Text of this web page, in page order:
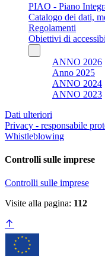
PIAO - Piano
Catalogo dei dati,
Regolamenti
Obiettivi di
ANNO 2026
Anno 2025
ANNO 2024
ANNO 2023
Dati ulteriori
Privacy - responsabile
Whistleblowing
Controlli sulle imprese
Controlli sulle imprese
Visite alla pagina: 112